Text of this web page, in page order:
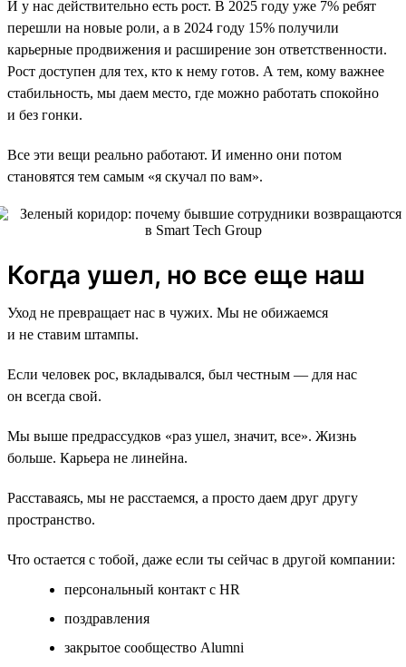
И у нас действительно есть рост. В 2025 году уже 7% ребят
перешли на новые роли, а в 2024 году 15% получили
карьерные продвижения и расширение зон ответственности.
Рост доступен для тех, кто к нему готов. А тем, кому важнее
стабильность, мы даем место, где можно работать спокойно
и без гонки.
Все эти вещи реально работают. И именно они потом
становятся тем самым «я скучал по вам».
Когда ушел, но все еще наш
Уход не превращает нас в чужих. Мы не обижаемся
и не ставим штампы.
Если человек рос, вкладывался, был честным — для нас
он всегда свой.
Мы выше предрассудков «раз ушел, значит, все». Жизнь
больше. Карьера не линейна.
Расставаясь, мы не расстаемся, а просто даем друг другу
пространство.
Что остается с тобой, даже если ты сейчас в другой компании:
персональный контакт с HR
поздравления
закрытое сообщество Alumni